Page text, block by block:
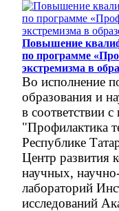
Повышение
по программе
экстремизма в
Во исполнение
образования и
в соответствии
"Профилактика
Республике
Центр развития
научных,
лабораторий
исследований